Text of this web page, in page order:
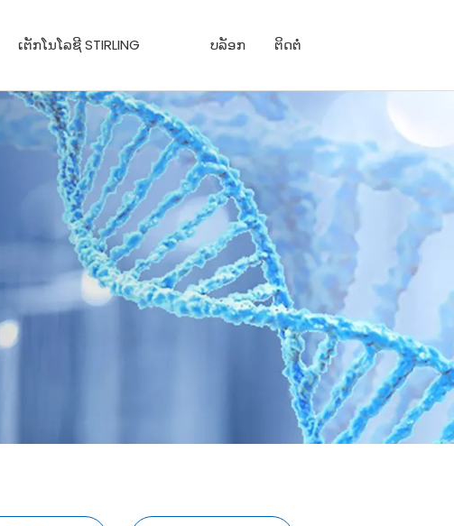
ເຕັກ​ໂນ​ໂລ​ຊີ STIRLING ບລັອກ ຕິດຕໍ່